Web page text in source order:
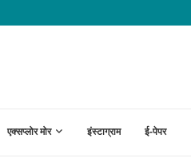
एक्सप्लोर मोर इंस्टाग्राम ई-पेपर